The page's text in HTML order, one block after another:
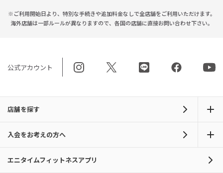
※ご利用開始日より、特別な手続きや追加料金なしで全店舗をご利用いただけます。
海外店舗は一部ルールが異なりますので、 各国の店舗に直接お問い合わせ下さい。
公式アカウント
店舗を探す
入会をお考えの方へ
エニタイムフィットネスアプリ